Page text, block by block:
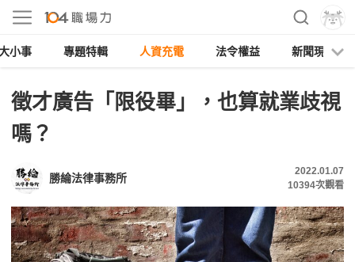
小事 專題特輯 人資充電 法令權益 新聞現場
徵才廣告「限役畢」，也算就業歧視
嗎？
勝綸法律事務所
2022.01.07
10394次觀看